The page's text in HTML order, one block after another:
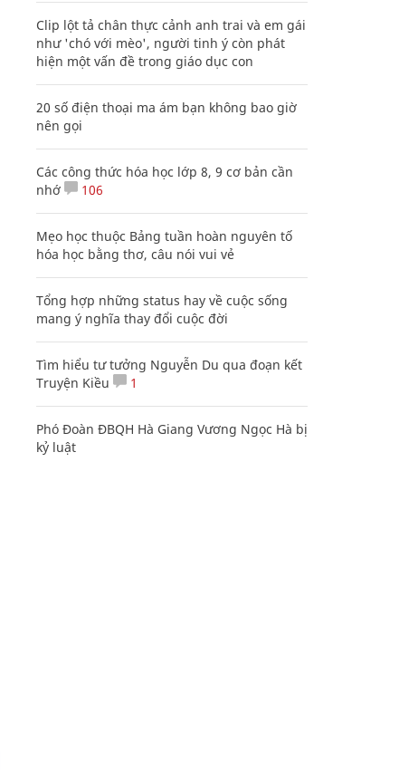
Clip lột tả chân thực cảnh anh trai và em gái
như 'chó với mèo', người tinh ý còn phát
hiện một vấn đề trong giáo dục con
20 số điện thoại ma ám bạn không bao giờ
nên gọi
Các công thức hóa học lớp 8, 9 cơ bản cần
nhớ
106
Mẹo học thuộc Bảng tuần hoàn nguyên tố
hóa học bằng thơ, câu nói vui vẻ
Tổng hợp những status hay về cuộc sống
mang ý nghĩa thay đổi cuộc đời
Tìm hiểu tư tưởng Nguyễn Du qua đoạn kết
Truyện Kiều
1
Phó Đoàn ĐBQH Hà Giang Vương Ngọc Hà bị
kỷ luật